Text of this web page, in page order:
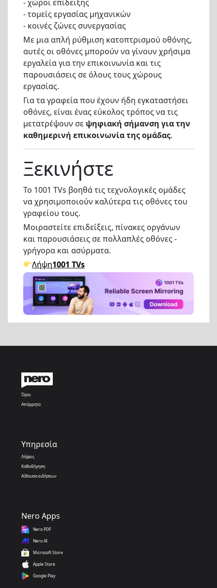
- χώροι επίδειξης
- τομείς εργασίας μηχανικών
- κοινές ζώνες συνεργασίας
Με μια απλή ρύθμιση κατοπτρισμού οθόνης,
αυτές οι οθόνες μπορούν να γίνουν χρήσιμα
εργαλεία για την επικοινωνία και τις
παρουσιάσεις σε όλους τους χώρους
εργασίας.
Για τα γραφεία που έχουν ήδη εγκαταστήσει
οθόνες, είναι ένας εύκολος τρόπος να τις
μετατρέψουν σε ψηφιακή σήμανση για την
καθημερινή επικοινωνία της ομάδας.
Ξεκινήστε
Το 1001 TVs βοηθά τις τεχνολογικές ομάδες
να χρησιμοποιούν καλύτερα τις οθόνες του
γραφείου τους.
Μοιραστείτε επιδείξεις, πίνακες οργάνων
και παρουσιάσεις σε πολλαπλές οθόνες -
γρήγορα και ασύρματα.
Λήψη1001 TVs
Όροι
Απόρρητο
Υπηρεσία
Λήψεις
Καθοδήγηση
Αίθουσα ειδήσεων
Nero Apps
Nero PDF
Nero AI
Microsoft Store
Apple Store
Google Play